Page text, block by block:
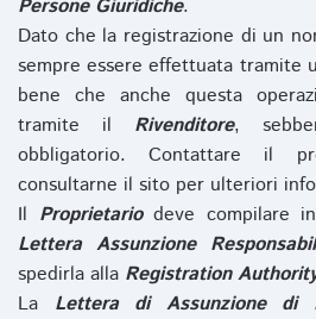
Persone Giuridiche.
Dato che la registrazione di un
sempre essere effettuata tramite
bene che anche questa
tramite il Rivenditore,
obbligatorio. Contattare il
consultarne il sito per ulteriori
Il Proprietariodeve compilare
Lettera Assunzione
spedirla alla Registration
La Lettera di Assunzione di